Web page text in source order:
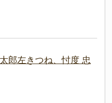
郎左きつね、忖度 忠